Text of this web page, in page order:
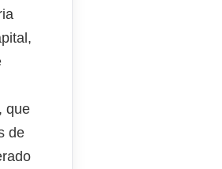
que
de